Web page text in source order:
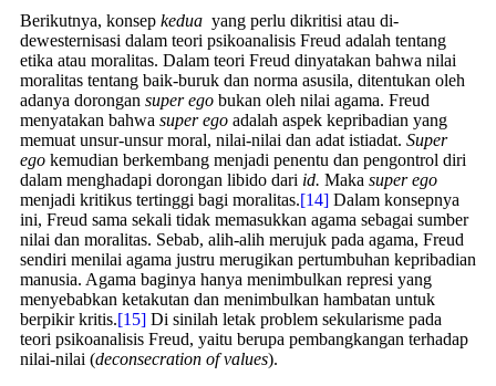
Berikutnya, konsep kedua yang perlu dikritisi atau di-
dewesternisasi dalam teori psikoanalisis Freud adalah tentang
etika atau moralitas. Dalam teori Freud dinyatakan bahwa nilai
moralitas tentang baik-buruk dan norma asusila, ditentukan oleh
adanya dorongan super ego bukan oleh nilai agama. Freud
menyatakan bahwa super ego adalah aspek kepribadian yang
memuat unsur-unsur moral, nilai-nilai dan adat istiadat. Super
ego kemudian berkembang menjadi penentu dan pengontrol diri
dalam menghadapi dorongan libido dari id. Maka super ego
menjadi kritikus tertinggi bagi moralitas.[14] Dalam konsepnya
ini, Freud sama sekali tidak memasukkan agama sebagai sumber
nilai dan moralitas. Sebab, alih-alih merujuk pada agama, Freud
sendiri menilai agama justru merugikan pertumbuhan kepribadian
manusia. Agama baginya hanya menimbulkan represi yang
menyebabkan ketakutan dan menimbulkan hambatan untuk
berpikir kritis.[15] Di sinilah letak problem sekularisme pada
teori psikoanalisis Freud, yaitu berupa pembangkangan terhadap
nilai-nilai (deconsecration of values).